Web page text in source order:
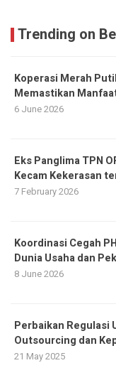
Trending on
Koperasi Merah
Memastikan
6 June 2026
Eks Panglima TPN
Kecam Kekerasan
7 February 2026
Koordinasi Cegah
Dunia Usaha dan
8 June 2026
Perbaikan Regulasi
Outsourcing dan
21 May 2025